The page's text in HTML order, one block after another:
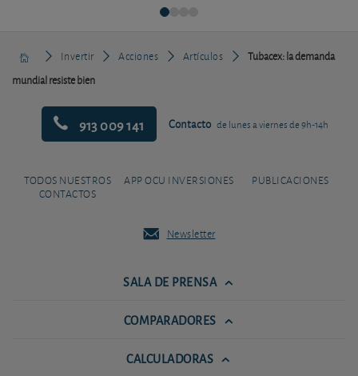
Invertir Acciones Artículos
Tubacex: la demanda
mundial resiste bien
913 009 141 Contacto de lunes a viernes de 9h-14h
TODOS NUESTROS
CONTACTOS
APP OCU INVERSIONES PUBLICACIONES
Newsletter
SALA DE PRENSA
COMPARADORES
CALCULADORAS